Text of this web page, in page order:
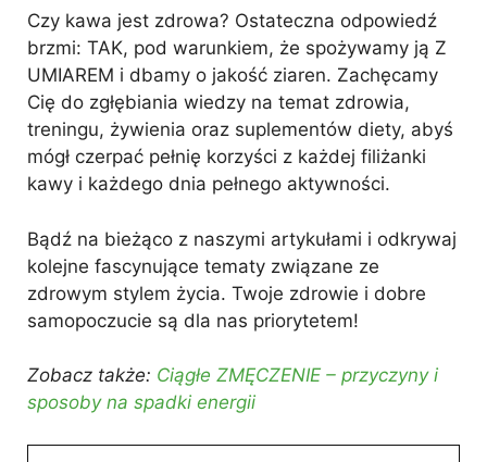
Czy kawa jest zdrowa? Ostateczna odpowiedź
brzmi: TAK, pod warunkiem, że spożywamy ją Z
UMIAREM i dbamy o jakość ziaren. Zachęcamy
Cię do zgłębiania wiedzy na temat zdrowia,
treningu, żywienia oraz suplementów diety, abyś
mógł czerpać pełnię korzyści z każdej filiżanki
kawy i każdego dnia pełnego aktywności.
Bądź na bieżąco z naszymi artykułami i odkrywaj
kolejne fascynujące tematy związane ze
zdrowym stylem życia. Twoje zdrowie i dobre
samopoczucie są dla nas priorytetem!
Zobacz także: Ciągłe ZMĘCZENIE – przyczyny i
sposoby na spadki energii